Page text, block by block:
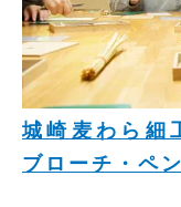
城崎麦わら細
ブローチ・ペ